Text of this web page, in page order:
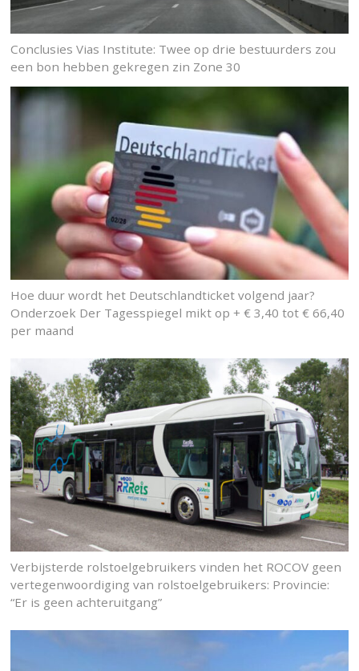
Conclusies Vias Institute: Twee op drie bestuurders zou
een bon hebben gekregen zin Zone 30
Hoe duur wordt het Deutschlandticket volgend jaar?
Onderzoek Der Tagesspiegel mikt op + € 3,40 tot € 66,40
per maand
Verbijsterde rolstoelgebruikers vinden het ROCOV geen
vertegenwoordiging van rolstoelgebruikers: Provincie:
“Er is geen achteruitgang”